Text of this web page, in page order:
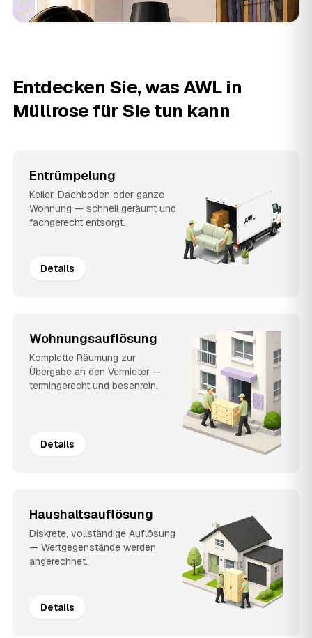
Entdecken Sie, was AWL in
Müllrose für Sie tun kann
Entrümpelung
Keller, Dachboden oder ganze
Wohnung — schnell geräumt und
fachgerecht entsorgt.
Details
Wohnungsauflösung
Komplette Räumung zur
Übergabe an den Vermieter —
termingerecht und besenrein.
Details
Haushaltsauflösung
Diskrete, vollständige Auflösung
— Wertgegenstände werden
angerechnet.
Details